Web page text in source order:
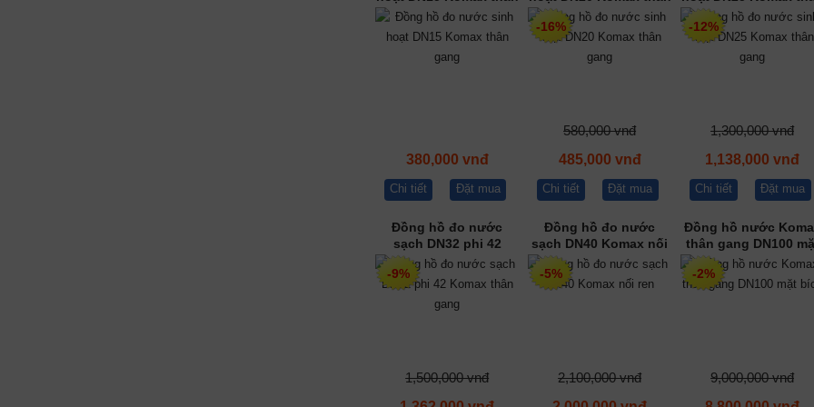
gang
380,000 vnđ
Chi tiết Đặt mua
gang
-16%
580,000 vnđ
485,000 vnđ
Chi tiết Đặt mua
gang
-12%
1,300,000 vnđ
1,138,000 vnđ
Chi tiết Đặt mua
Đồng hồ đo nước
sạch DN32 phi 42
Komax thân gang
-9%
1,500,000 vnđ
Đồng hồ đo nước
sạch DN40 Komax nối
ren
-5%
2,100,000 vnđ
Đồng hồ nước
thân gang DN100
bích
-2%
9,000,000 vnđ